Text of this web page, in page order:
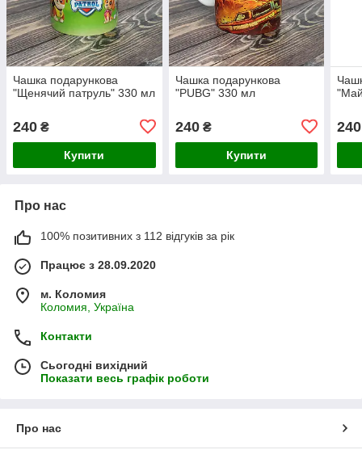
Чашка подарункова
"Щенячий патруль" 330 мл
240 ₴
Купити
Чашка подарункова
"PUBG" 330 мл
240₴
Купити
240
Про нас
100% позитивних з 112 відгуків за рік
Працює з 28.09.2020
м. Коломия
Коломия, Україна
Контакти
Сьогодні вихідний
Показати весь графік роботи
Про нас